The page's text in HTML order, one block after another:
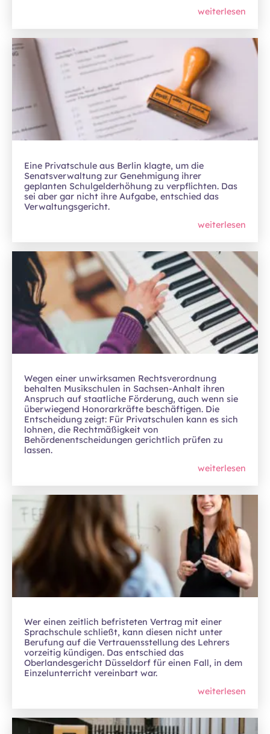
weiterlesen
Eine Privatschule aus Berlin klagte, um die
Senatsverwaltung zur Genehmigung ihrer
geplanten Schulgelderhöhung zu verpflichten. Das
sei aber gar nicht ihre Aufgabe, entschied das
Verwaltungsgericht.
weiterlesen
Wegen einer unwirksamen Rechtsverordnung
behalten Musikschulen in Sachsen-Anhalt ihren
Anspruch auf staatliche Förderung, auch wenn sie
überwiegend Honorarkräfte beschäftigen. Die
Entscheidung zeigt: Für Privatschulen kann es sich
lohnen, die Rechtmäßigkeit von
Behördenentscheidungen gerichtlich prüfen zu
lassen.
weiterlesen
Wer einen zeitlich befristeten Vertrag mit einer
Sprachschule schließt, kann diesen nicht unter
Berufung auf die Vertrauensstellung des Lehrers
vorzeitig kündigen. Das entschied das
Oberlandesgericht Düsseldorf für einen Fall, in dem
Einzelunterricht vereinbart war.
weiterlesen